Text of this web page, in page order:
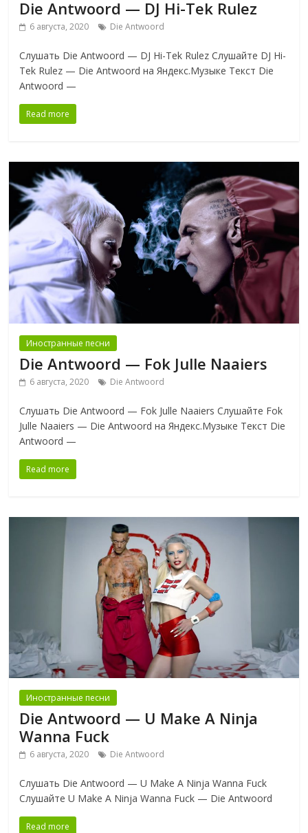
Die Antwoord — DJ Hi-Tek Rulez
6 августа, 2020 Die Antwoord
Слушать Die Antwoord — DJ Hi-Tek Rulez Слушайте DJ Hi-
Tek Rulez — Die Antwoord на Яндекс.Музыке Текст Die
Antwoord —
Read more
Иностранные песни
Die Antwoord — Fok Julle Naaiers
6 августа, 2020 Die Antwoord
Слушать Die Antwoord — Fok Julle Naaiers Слушайте Fok
Julle Naaiers — Die Antwoord на Яндекс.Музыке Текст Die
Antwoord —
Read more
Иностранные песни
Die Antwoord — U Make A Ninja
Wanna Fuck
6 августа, 2020 Die Antwoord
Слушать Die Antwoord — U Make A Ninja Wanna Fuck
Слушайте U Make A Ninja Wanna Fuck — Die Antwoord
Read more